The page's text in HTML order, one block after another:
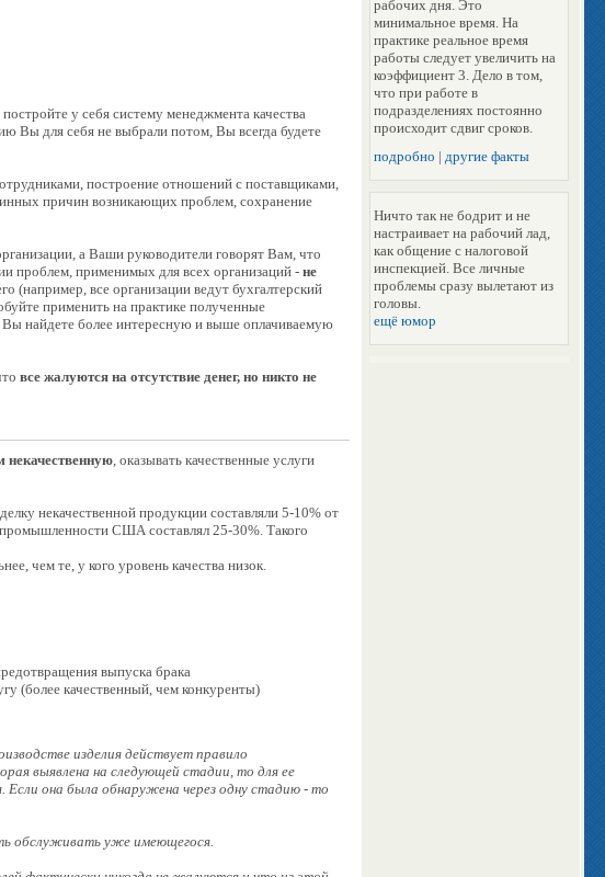
у себя систему менеджмента качества
Вы для себя не выбрали потом, Вы всегда будете
построение отношений с поставщиками,
причин возникающих проблем, сохранение
а Ваши руководители говорят Вам, что
проблем, применимых для всех организаций -не
все организации ведут бухгалтерский
применить на практике полученные
Вы найдете более интересную и выше оплачиваемую
все жалуются на отсутствие денег, но никто не
некачественную , оказывать качественные услуги
некачественной продукции составляли 5-10% от
США составлял 25-30%. Такого
чем те, у кого уровень качества низок.
выпуска брака
(более качественный, чем конкуренты)
изделия действует правило
выявлена на следующей стадии, то для ее
Если она была обнаружена через одну стадию - то
обслуживать уже имеющегося.
рабочих дня. Это
минимальное время. На
практике реальное время
работы следует увеличить на
коэффициент 3. Дело в том,
что при работе в
подразделениях постоянно
происходит сдвиг сроков.
подробно | другие факты
Ничто так не бодрит и не
настраивает на рабочий лад,
как общение с налоговой
инспекцией. Все личные
проблемы сразу вылетают из
головы.
ещё юмор